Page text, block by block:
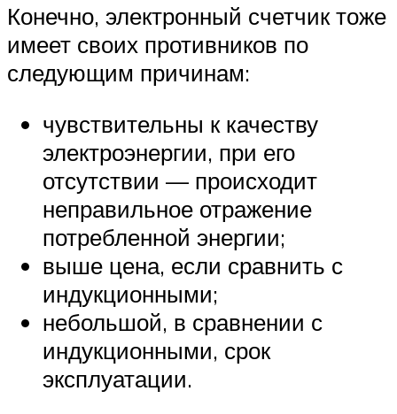
Конечно, электронный счетчик тоже
имеет своих противников по
следующим причинам:
чувствительны к качеству
электроэнергии, при его
отсутствии — происходит
неправильное отражение
потребленной энергии;
выше цена, если сравнить с
индукционными;
небольшой, в сравнении с
индукционными, срок
эксплуатации.